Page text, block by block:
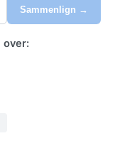
Sammenlign →
over: